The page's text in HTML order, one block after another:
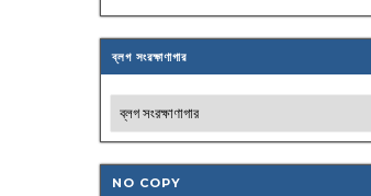
ব্লগ সংরক্ষাণাগার
NO COPY